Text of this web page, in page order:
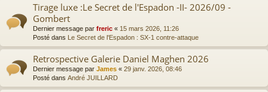
Tirage luxe :Le Secret de l'Espadon -II- 2026/09 -
Gombert
Dernier message par freric « 15 mars 2026, 11:26
Posté dans Le Secret de l'Espadon : SX-1 contre-attaque
Retrospective Galerie Daniel Maghen 2026
Dernier message par James « 29 janv. 2026, 08:46
Posté dans André JUILLARD